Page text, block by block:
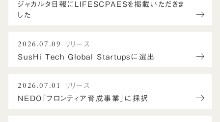
ジャカルタ日報にLIFESCPAESを掲載いただきま
した
2026.07.09
リリース
SusHi Tech Global Startupsに選出
2026.07.01
リリース
NEDO「フロンティア育成事業」に採択